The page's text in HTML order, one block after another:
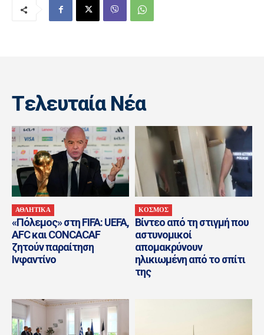
Tελευταία Nέα
ΑΘΛΗΤΙΚΑ
«Πόλεμος» στη FIFA: UEFA,
AFC και CONCACAF
ζητούν παραίτηση
Ινφαντίνο
ΚΟΣΜΟΣ
Βίντεο από τη στιγμή που
αστυνομικοί
απομακρύνουν
ηλικιωμένη από το σπίτι
της